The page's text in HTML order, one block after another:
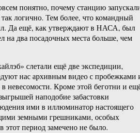
понятно, почему станцию
логично. Тем более, что командный
Да ещё, как утверждают в НАСА, был
на два посадочных места больше, чем
слетали ещё две экспедиции,
нас архивным видео с пробежками
невесомости. Кроме этой беготни и
наподобие забастовки
ими в иллюминатор настоящего
земными грешниками, особых
период замечено не было.